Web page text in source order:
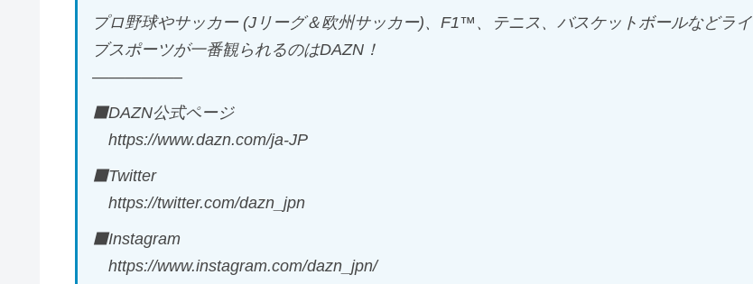
プロ野球やサッカー (Jリーグ＆欧州サッカー)、F1™️、テニス、バスケットボールなどライ
ブスポーツが一番観られるのはDAZN！
—————–
⬛DAZN公式ページ
https://www.dazn.com/ja-JP
⬛Twitter
https://twitter.com/dazn_jpn
⬛Instagram
https://www.instagram.com/dazn_jpn/